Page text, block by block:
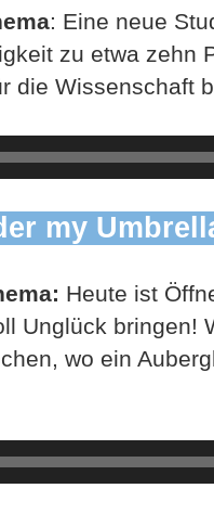
: Eine neue
zu etwa zehn
die Wissenschaft
my
Heute ist
Unglück bringen!
wo ein